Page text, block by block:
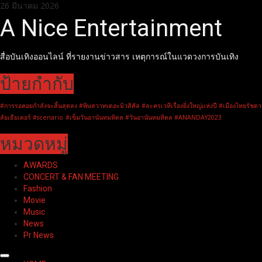
Skip
to
content
26 มีนาคม 2026
A Nice Entertainment
สื่อบันเทิงออนไลน์ ที่รายงานข่าวสาร เหตุการณ์ในแวดวงการบันเทิง
ป้ายกำกับ
#การรอคอยกำลังจะสิ้นสุดลง #พิษสวาทเดอะมิวสิคัล #ละครเวทีเรื่องยิ่งใหญ่แห่งปี #เมืองไทยรัชดา
ลัยเธียเตอร์ #scenario #เข็มวันอานันทมหิดล #วันอานันทมหิดล #ANANDAY2023
หมวดหมู่
AWARDS
CONCERT & FAN MEETING
Fashion
Movie
Music
News
Pr News